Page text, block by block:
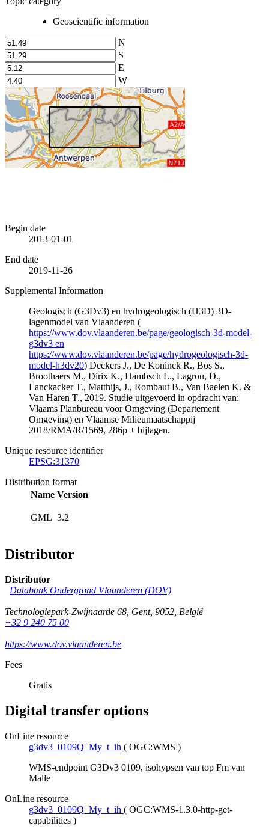
Geoscientific information
N
S
E
W
Begin date
2013-01-01
End date
2019-11-26
Supplemental Information
Geologisch (G3Dv3) en hydrogeologisch (H3D) 3D-
lagenmodel van Vlaanderen (
https://www.dov.vlaanderen.be/page/geologisch-3d-model-
g3dv3 en
https://www.dov.vlaanderen.be/page/hydrogeologisch-3d-
model-h3dv20) Deckers J., De Koninck R., Bos S.,
Broothaers M., Dirix K., Hambsch L., Lagrou, D.,
Lanckacker T., Matthijs, J., Rombaut B., Van Baelen K. &
Van Haren T., 2019. Studie uitgevoerd in opdracht van:
Vlaams Planbureau voor Omgeving (Departement
Omgeving) en Vlaamse Milieumaatschappij
2018/RMA/R/1569, 286p + bijlagen.
Unique resource identifier
EPSG:31370
Distribution format
Name Version
GML 3.2
Distributor
Distributor
Databank Ondergrond Vlaanderen (DOV)
Technologiepark-Zwijnaarde 68, Gent, 9052, België
+32 9 240 75 00
https://www.dov.vlaanderen.be
Fees
Gratis
Digital transfer options
OnLine resource
g3dv3_0109Q_My_t_ih ( OGC:WMS )
WMS-endpoint G3Dv3 0109, isohypsen van top Fm van
Malle
OnLine resource
g3dv3_0109Q_My_t_ih ( OGC:WMS-1.3.0-http-get-
capabilities )